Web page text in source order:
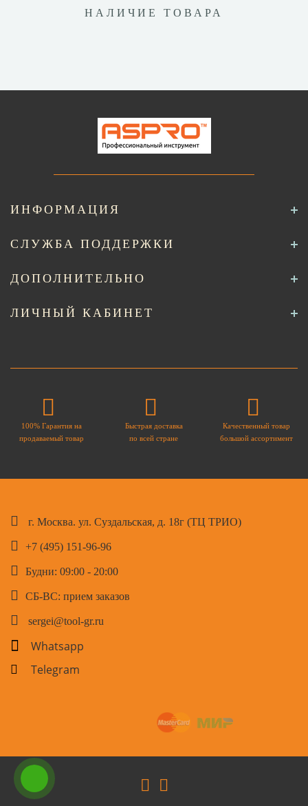
НАЛИЧИЕ ТОВАРА
ИНФОРМАЦИЯ
СЛУЖБА ПОДДЕРЖКИ
ДОПОЛНИТЕЛЬНО
ЛИЧНЫЙ КАБИНЕТ
100% Гарантия на
продаваемый товар
Быстрая доставка
по всей стране
Качественный товар
большой ассортимент
г. Москва. ул. Суздальская, д. 18г (ТЦ ТРИО)
+7 (495) 151-96-96
Будни: 09:00 - 20:00
СБ-ВС: прием заказов
sergei@tool-gr.ru
Whatsapp
Telegram